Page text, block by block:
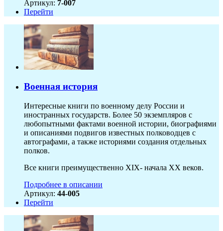
Артикул: 7-007
Перейти
Военная история
Интересные книги по военному делу России и
иностранных государств. Более 50 экземпляров с
любопытными фактами военной истории, биографиями
и описаниями подвигов известных полководцев с
автографами, а также историями создания отдельных
полков.
Все книги преимущественно XIX- начала XX веков.
Подробнее в описании
Артикул: 44-005
Перейти